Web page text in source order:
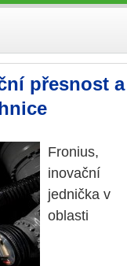
přesnost a
Fronius,
inovační
jednička v
oblasti